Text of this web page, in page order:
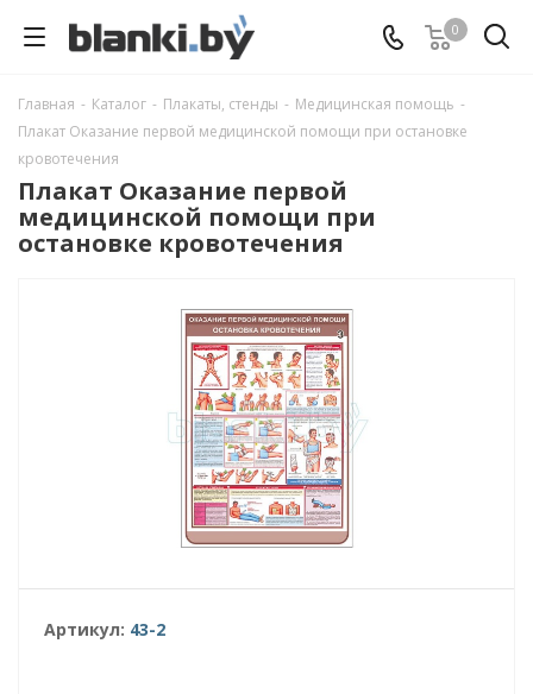
0
Главная - Каталог - Плакаты, стенды - Медицинская помощь -
Плакат Оказание первой медицинской помощи при остановке
кровотечения
Плакат Оказание первой
медицинской помощи при
остановке кровотечения
Артикул: 43-2